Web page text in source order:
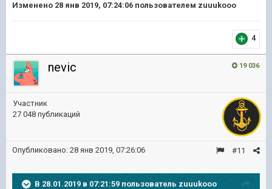
Изменено 28 янв 2019, 07:24:06 пользователем zuuukooo
4
19 036
nevic
Участник
27 048 публикаций
#11
Опубликовано: 28 янв 2019, 07:26:06
В 28.01.2019 в 07:21:59 пользователь zuuukooo